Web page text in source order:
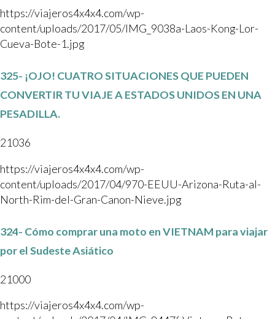
https://viajeros4x4x4.com/wp-
content/uploads/2017/05/IMG_9038a-Laos-Kong-Lor-
Cueva-Bote-1.jpg
325- ¡OJO! CUATRO SITUACIONES QUE PUEDEN
CONVERTIR TU VIAJE A ESTADOS UNIDOS EN UNA
PESADILLA.
21036
https://viajeros4x4x4.com/wp-
content/uploads/2017/04/970-EEUU-Arizona-Ruta-al-
North-Rim-del-Gran-Canon-Nieve.jpg
324- Cómo comprar una moto en VIETNAM para viajar
por el Sudeste Asiático
21000
https://viajeros4x4x4.com/wp-